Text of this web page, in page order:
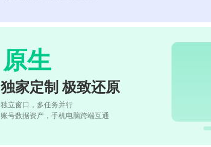
原生
独家定制 极致还原
独立窗口，多任务并行
账号数据资产，手机电脑跨端互通